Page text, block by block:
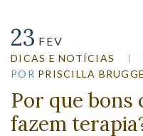
23 FEV
DICAS E NOTÍCIAS
POR PRISCILLA
Por que bons
fazem